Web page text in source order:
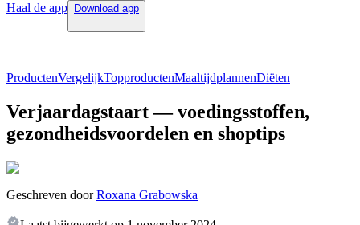
Haal de app Download app
ProductenVergelijkTopproductenMaaltijdplannenDiëten
Verjaardagstaart — voedingsstoffen,
gezondheidsvoordelen en shoptips
Geschreven door Roxana Grabowska